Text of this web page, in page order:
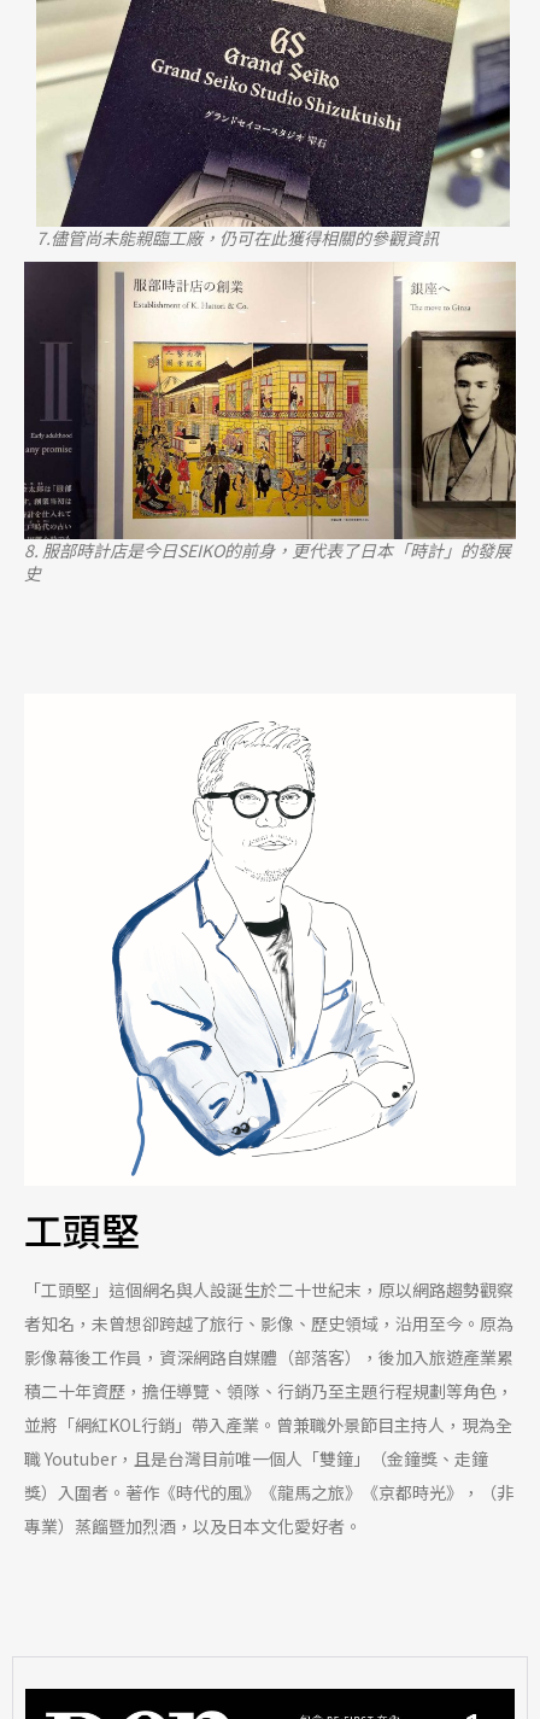
7.儘管尚未能親臨工廠，仍可在此獲得相關的參觀資訊
8. 服部時計店是今日SEIKO的前身，更代表了日本「時計」的發展
史
工頭堅
「工頭堅」這個網名與人設誕生於二十世紀末，原以網路趨勢觀察
者知名，未曾想卻跨越了旅行、影像、歷史領域，沿用至今。原為
影像幕後工作員，資深網路自媒體（部落客），後加入旅遊產業累
積二十年資歷，擔任導覽、領隊、行銷乃至主題行程規劃等角色，
並將「網紅KOL行銷」帶入產業。曾兼職外景節目主持人，現為全
職 Youtuber，且是台灣目前唯一個人「雙鐘」（金鐘獎、走鐘
獎）入圍者。著作《時代的風》《龍馬之旅》《京都時光》，（非
專業）蒸餾暨加烈酒，以及日本文化愛好者。